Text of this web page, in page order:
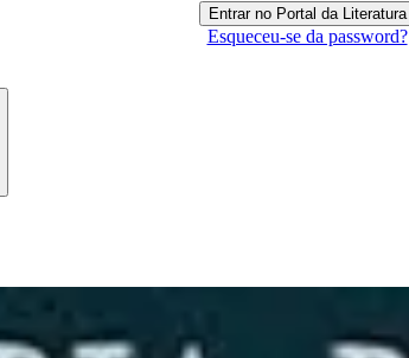
Esqueceu-se da password?